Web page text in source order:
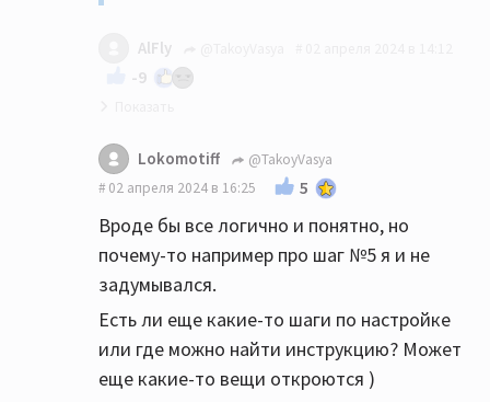
AlFly
-9
Золотая инструкция! Пришёл к тем же
выводам опытным путём.
Lokomotiff
@TakoyVasya
02 апреля 2024 в 16:25
5
Вроде бы все логично и понятно, но
почему-то например про шаг №5 я и не
задумывался.
Есть ли еще какие-то шаги по настройке
или где можно найти инструкцию? Может
еще какие-то вещи откроются )